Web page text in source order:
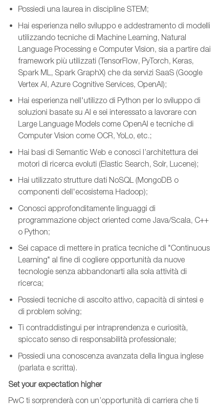
Possiedi una laurea in discipline STEM;
Hai esperienza nello sviluppo e addestramento di modelli
utilizzando tecniche di Machine Learning, Natural
Language Processing e Computer Vision, sia a partire dai
framework più utilizzati (TensorFlow, PyTorch, Keras,
Spark ML, Spark GraphX) che da servizi SaaS (Google
Vertex AI, Azure Cognitive Services, OpenAI);
Hai esperienza nell'utilizzo di Python per lo sviluppo di
soluzioni basate su AI e sei interessato a lavorare con
Large Language Models come OpenAI e tecniche di
Computer Vision come OCR, YoLo, etc.;
Hai basi di Semantic Web e conosci l’architettura dei
motori di ricerca evoluti (Elastic Search, Solr, Lucene);
Hai utilizzato strutture dati NoSQL (MongoDB o
componenti dell'ecosistema Hadoop);
Conosci approfonditamente linguaggi di
programmazione object oriented come Java/Scala, C++
o Python;
Sei capace di mettere in pratica tecniche di "Continuous
Learning" al fine di cogliere opportunità da nuove
tecnologie senza abbandonarti alla sola attività di
ricerca;
Possiedi tecniche di ascolto attivo, capacità di sintesi e
di problem solving;
Ti contraddistingui per intraprendenza e curiosità,
spiccato senso di responsabilità professionale;
Possiedi una conoscenza avanzata della lingua inglese
(parlata e scritta).
Set your expectation higher
PwC ti sorprenderà con un’opportunità di carriera che ti